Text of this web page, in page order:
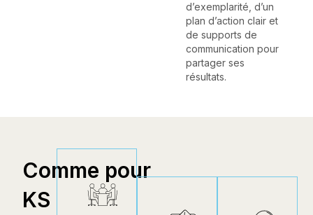
d’exemplarité, d’un
plan d’action clair et
de supports de
communication pour
partager ses
résultats.
Comme pour
KS